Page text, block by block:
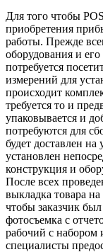
Для того чтобы
приобретения
работы. Прежде
оборудования и
потребуется
измерений для
происходит
требуется то и
упаковывается и
потребуются для
будет доставлен
установлен
конструкция и
После всех
выкладка товара
чтобы заказчик
фотосъемка с
рабочий с набором
специалисты